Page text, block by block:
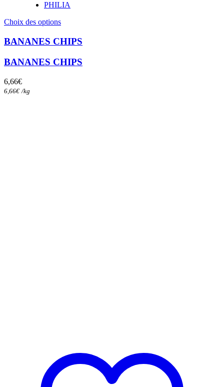
PHILIA
Choix des optionsCe
a
plusieurs
variations.
Les
BANANES CHIPS
BANANES CHIPS
6,66€
6,66€ /kg